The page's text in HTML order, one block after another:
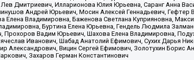
Дмитриевич, Илларионова Юлия Юрьевна, Саранг Анна
Андрей Юрьевич, Мосин Алексей Геннадьевич, Гефтер
Владимировна, Баженова Светлана Куприяновна,
Буртина Елена Юрьевна, Гендель Людмила
Вадим Юрьевич, Шахова Елена Владимировна,
Иванович, Шабад Анатолий Ефимович, Сухих Дарья
Александрович, Вицин Сергей Ефимович, Золотухин Борис
Захаров Герман Константинович